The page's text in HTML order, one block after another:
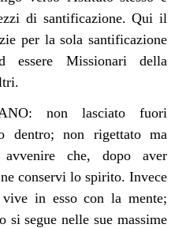
di santificazione. Qui il
per la sola santificazione
Missionari della
non lasciato fuori
dentro; non rigettato ma
che, dopo aver
conservi lo spirito. Invece
in esso con la mente;
si segue nelle sue massime